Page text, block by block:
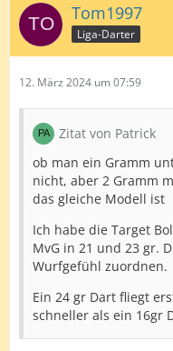
Tom1997
Liga-Darter
12. März 2024 um 07:59
Zitat von Patrick
ob man ein Gramm
nicht, aber 2 Gramm
das gleiche Modell ist
Ich habe die Target
MvG in 21 und 23 gr.
Wurfgefühl zuordnen.
Ein 24 gr Dart fliegt
schneller als ein 16gr